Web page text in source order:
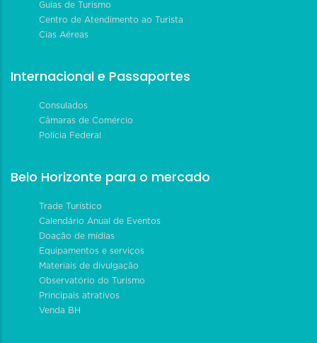
Guias de Turismo
Centro de Atendimento ao Turista
Cias Aéreas
Internacional e Passaportes
Consulados
Câmaras de Comércio
Polícia Federal
Belo Horizonte para o mercado
Trade Turístico
Calendário Anual de Eventos
Doação de mídias
Equipamentos e serviços
Materiais de divulgação
Observatório do Turismo
Principais atrativos
Venda BH